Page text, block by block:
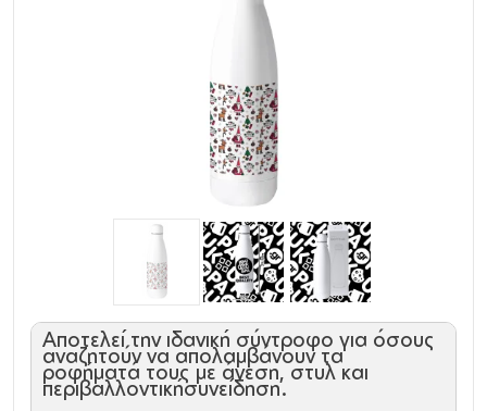
Αποτελεί την ιδανική σύντροφο για όσους
αναζητούν να απολαμβάνουν τα
ροφήματά τους με άνεση, στυλ και
περιβαλλοντικήσυνείδηση.